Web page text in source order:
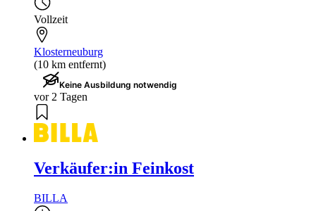
Vollzeit
Klosterneuburg
(10 km entfernt)
Keine Ausbildung notwendig
vor 2 Tagen
Verkäufer:in Feinkost
BILLA